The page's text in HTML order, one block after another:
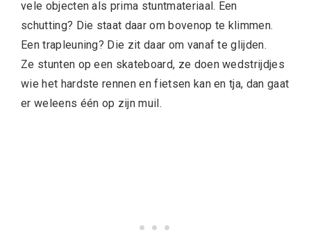
vele objecten als prima stuntmateriaal. Een
schutting? Die staat daar om bovenop te klimmen.
Een trapleuning? Die zit daar om vanaf te glijden.
Ze stunten op een skateboard, ze doen wedstrijdjes
wie het hardste rennen en fietsen kan en tja, dan gaat
er weleens één op zijn muil.